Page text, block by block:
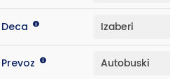
Deca
Prevoz